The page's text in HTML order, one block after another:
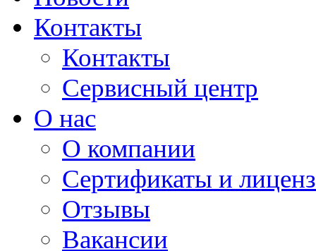
Контакты
Контакты
Сервисный центр
О нас
О компании
Сертификаты и
Отзывы
Вакансии